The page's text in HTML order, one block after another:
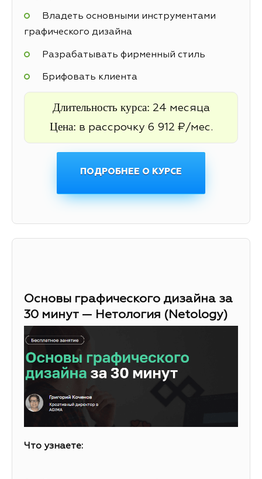
Владеть основными инструментами
графического дизайна
Разрабатывать фирменный стиль
Брифовать клиента
Длительность курса: 24 месяца
Цена: в рассрочку 6 912 ₽/мес.
ПОДРОБНЕЕ О КУРСЕ
Основы графического дизайна за
30 минут — Нетология (Netology)
Что узнаете: